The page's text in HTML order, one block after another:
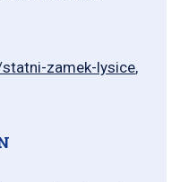
zamek-lysice,